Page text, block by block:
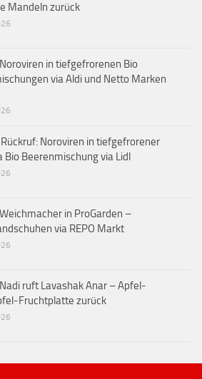
Mandeln zurück
in tiefgefrorenen Bio
via Aldi und Netto Marken
Rückruf: Noroviren in tiefgefrorener
Bio Beerenmischung via Lidl
in ProGarden –
via REPO Markt
ruft Lavashak Anar – Apfel-
Fruchtplatte zurück